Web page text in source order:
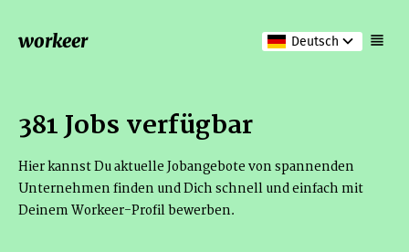
workeer Deutsch
381 Jobs verfügbar
Hier kannst Du aktuelle Jobangebote von spannenden
Unternehmen finden und Dich schnell und einfach mit
Deinem Workeer-Profil bewerben.